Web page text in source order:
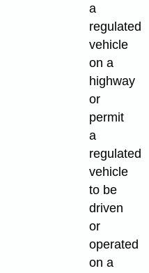
a
regulated
vehicle
on a
highway
or
permit
a
regulated
vehicle
to be
driven
or
operated
on a